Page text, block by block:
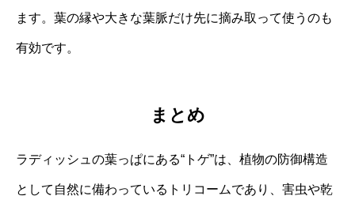
ます。葉の縁や大きな葉脈だけ先に摘み取って使うのも
有効です。
まとめ
ラディッシュの葉っぱにある“トゲ”は、植物の防御構造
として自然に備わっているトリコームであり、害虫や乾